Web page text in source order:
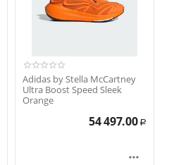
Adidas by Stella McCartney
Ultra Boost Speed Sleek
Orange
54 497.00 Р
